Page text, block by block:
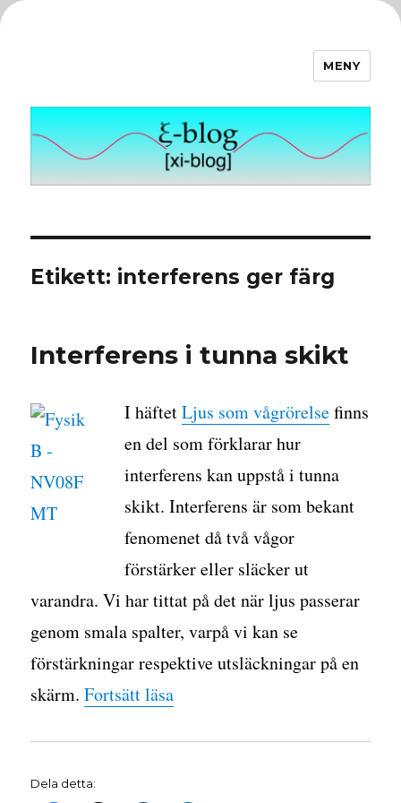
MENY
Etikett: interferens ger färg
Interferens i tunna skikt
I häftetLjus som vågrörelsefinns
en del som förklarar hur
interferens kan uppstå i tunna
skikt. Interferens är som bekant
fenomenet då två vågor
förstärker eller släcker ut
varandra. Vi har tittat på det när ljus passerar
genom smala spalter, varpå vi kan se
förstärkningar respektive utsläckningar på en
skärm.Fortsätt läsa”Interferens i tunna skikt”
Dela detta: